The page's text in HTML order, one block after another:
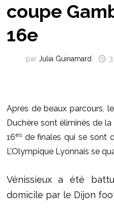
coupe
16e
par Julia Guinamard
Après de beaux parcours,
Duchère sont éliminés de
16esde finales qui se sont
L’Olympique Lyonnais se
Vénissieux a été
domicile par le Dijon